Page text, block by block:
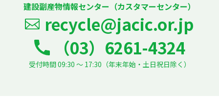
建設副産物情報センター（カスタマーセンター）
recycle@jacic.or.jp
（03）6261-4324
受付時間 09:30 ～ 17:30（年末年始・土日祝日除く）